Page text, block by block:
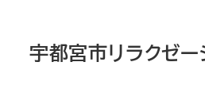
宇都宮市リラクゼー